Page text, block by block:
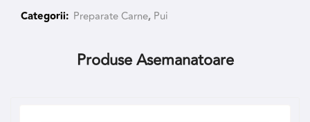
Categorii: Preparate Carne, Pui
Produse Asemanatoare